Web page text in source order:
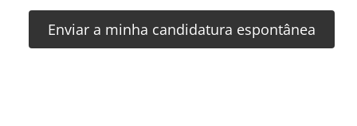
Enviar a minha candidatura espontânea